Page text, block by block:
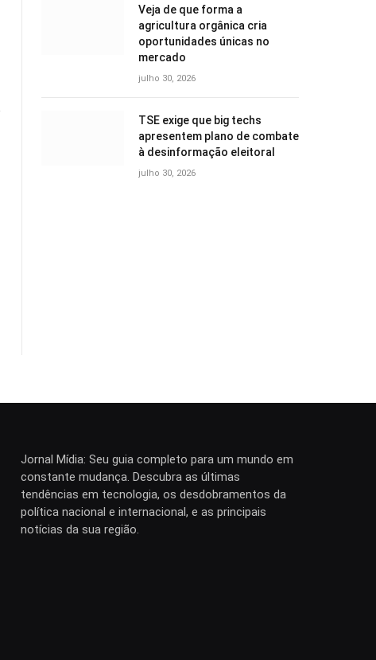
Veja de que forma a
agricultura orgânica cria
oportunidades únicas no
mercado
julho 30, 2026
TSE exige que big techs
apresentem plano de combate
à desinformação eleitoral
julho 30, 2026
Jornal Mídia: Seu guia completo para um mundo em
constante mudança. Descubra as últimas
tendências em tecnologia, os desdobramentos da
política nacional e internacional, e as principais
notícias da sua região.